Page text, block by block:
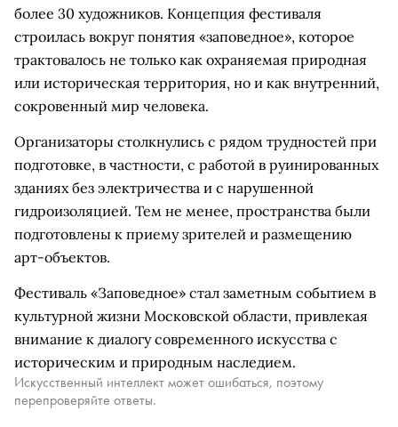
более 30 художников. Концепция фестиваля
строилась вокруг понятия «заповедное», которое
трактовалось не только как охраняемая природная
или историческая территория, но и как внутренний,
сокровенный мир человека.
Организаторы столкнулись с рядом трудностей при
подготовке, в частности, с работой в руинированных
зданиях без электричества и с нарушенной
гидроизоляцией. Тем не менее, пространства были
подготовлены к приему зрителей и размещению
арт-объектов.
Фестиваль «Заповедное» стал заметным событием в
культурной жизни Московской области, привлекая
внимание к диалогу современного искусства с
историческим и природным наследием.
Искусственный интеллект может ошибаться, поэтому
перепроверяйте ответы.